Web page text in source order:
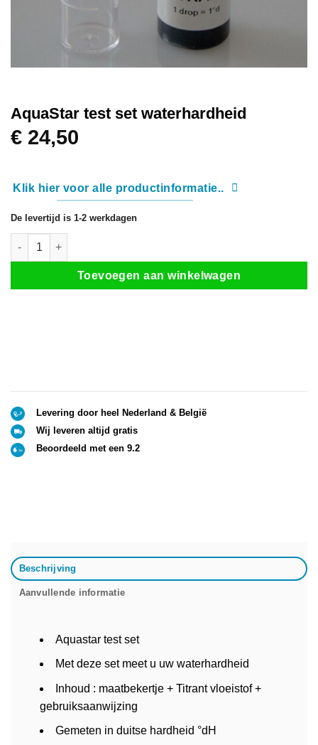
AquaStar test set waterhardheid
€ 24,50
Klik hier voor alle productinformatie..
De levertijd is 1-2 werkdagen
AquaStar test set waterhardheid aantal
Toevoegen aan winkelwagen
Levering door heel Nederland & België
Wij leveren altijd gratis
Beoordeeld met een 9.2
Beschrijving
Aanvullende informatie
Aquastar test set
Met deze set meet u uw waterhardheid
Inhoud : maatbekertje + Titrant vloeistof +
gebruiksaanwijzing
Gemeten in duitse hardheid °dH